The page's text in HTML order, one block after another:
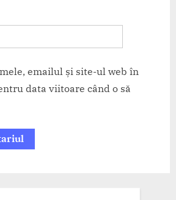
emailul și site-ul web în
data viitoare când o să